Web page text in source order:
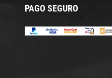
PAGO SEGURO